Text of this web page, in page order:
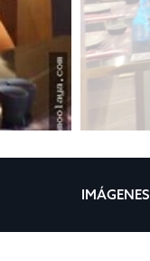
IMÁGENES